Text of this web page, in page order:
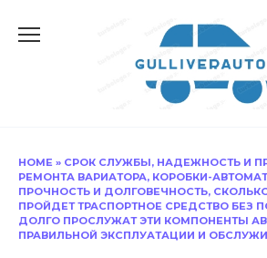
HOME » СРОК СЛУЖБЫ, НАДЕЖНОСТЬ И
РЕМОНТА ВАРИАТОРА, КОРОБКИ-
ПРОЧНОСТЬ И ДОЛГОВЕЧНОСТЬ,
ПРОЙДЕТ ТРАСПОРТНОЕ СРЕДСТВО БЕЗ
ДОЛГО ПРОСЛУЖАТ ЭТИ КОМПОНЕНТЫ
ПРАВИЛЬНОЙ ЭКСПЛУАТАЦИИ И